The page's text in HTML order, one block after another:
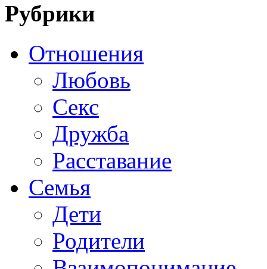
Рубрики
Отношения
Любовь
Секс
Дружба
Расставание
Семья
Дети
Родители